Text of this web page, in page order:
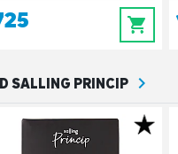
0
SALLING PRINCIP